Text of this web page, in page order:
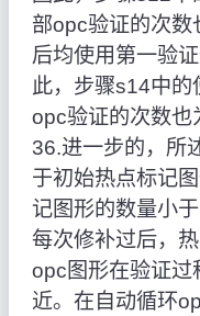
部opc验证的次数
后均使用第一验
此，步骤s14中的
opc验证的次数也
36.进一步的，所
于初始热点标记
记图形的数量小
每次修补过后，
opc图形在验证过
近。在自动循环